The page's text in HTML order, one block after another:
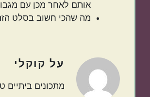
אותם לאחר מכן עם
מה שהכי חשוב בסלט
על קוקלי
מתכונים ביתיים